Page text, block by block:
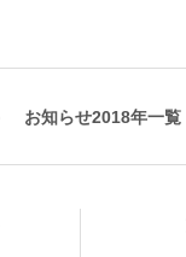
お知らせ2018年一覧